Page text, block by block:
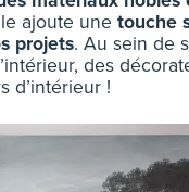
ajoute une touche
projets. Au sein de
des
d’intérieur !